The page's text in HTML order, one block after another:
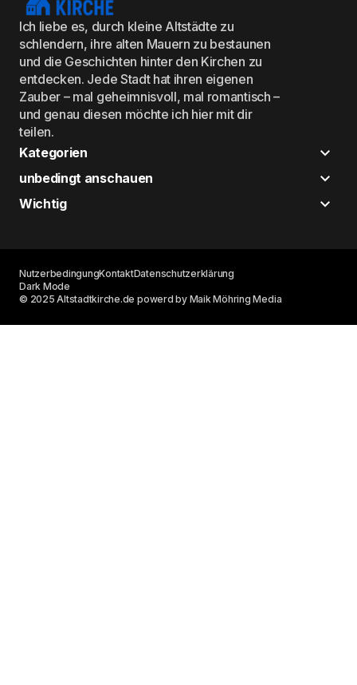
Ich liebe es, durch kleine Altstädte zu
schlendern, ihre alten Mauern zu bestaunen
und die Geschichten hinter den Kirchen zu
entdecken. Jede Stadt hat ihren eigenen
Zauber – mal geheimnisvoll, mal romantisch –
und genau diesen möchte ich hier mit dir
teilen.
Kategorien
unbedingt anschauen
Wichtig
© 2025 Altstadtkirche.de powerd by Maik Möhring Media
NutzerbedingungKontaktDatenschutzerklärung
Dark Mode